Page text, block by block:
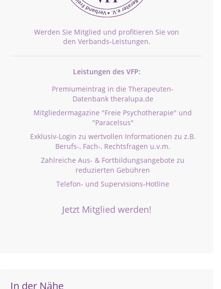
Werden Sie Mitglied und profitieren Sie von
den Verbands-Leistungen.
Leistungen des VFP:
Premiumeintrag in die Therapeuten-
Datenbank theralupa.de
Mitgliedermagazine "Freie Psychotherapie" und
"Paracelsus"
Exklusiv-Login zu wertvollen Informationen zu z.B.
Berufs-, Fach-, Rechtsfragen u.v.m.
Zahlreiche Aus- & Fortbildungsangebote zu
reduzierten Gebühren
Telefon- und Supervisions-Hotline
Jetzt Mitglied werden!
In der Nähe